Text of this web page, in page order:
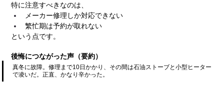
特に注意すべきなのは、
メーカー修理しか対応できない
繁忙期は予約が取れない
という点です。
後悔につながった声（要約）
真冬に故障。修理まで10日かかり、その間は石油ストーブと小型ヒーター
で凌いだ。正直、かなり辛かった。